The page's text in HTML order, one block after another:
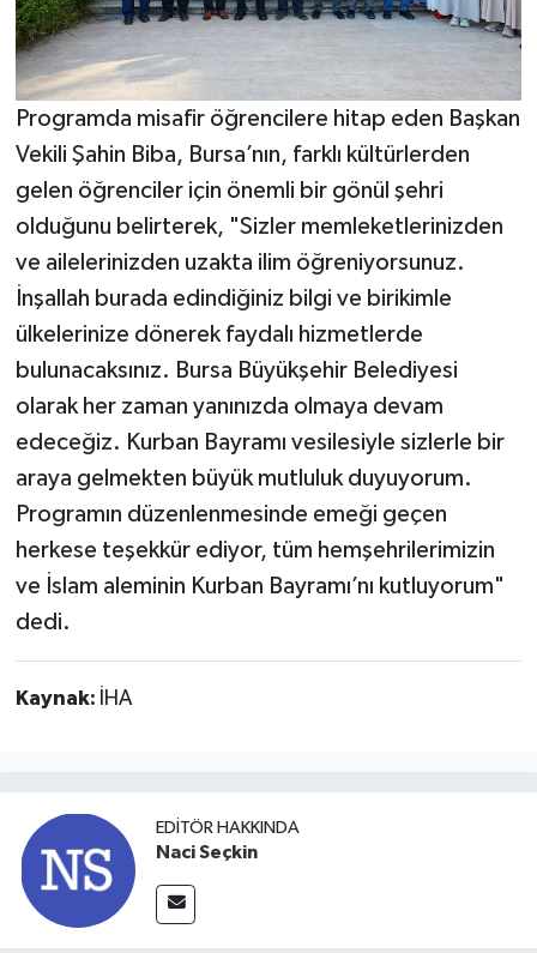
Programda misafir öğrencilere hitap eden Başkan
Vekili Şahin Biba, Bursa’nın, farklı kültürlerden
gelen öğrenciler için önemli bir gönül şehri
olduğunu belirterek, "Sizler memleketlerinizden
ve ailelerinizden uzakta ilim öğreniyorsunuz.
İnşallah burada edindiğiniz bilgi ve birikimle
ülkelerinize dönerek faydalı hizmetlerde
bulunacaksınız. Bursa Büyükşehir Belediyesi
olarak her zaman yanınızda olmaya devam
edeceğiz. Kurban Bayramı vesilesiyle sizlerle bir
araya gelmekten büyük mutluluk duyuyorum.
Programın düzenlenmesinde emeği geçen
herkese teşekkür ediyor, tüm hemşehrilerimizin
ve İslam aleminin Kurban Bayramı’nı kutluyorum"
dedi.
Kaynak: İHA
EDITÖR HAKKINDA
Naci Seçkin